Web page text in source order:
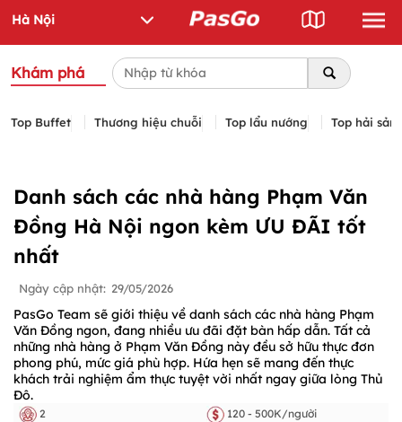
Khám phá
Top Buffet Thương hiệu chuỗi Top lẩu nướng Top hải sản
Danh sách các nhà hàng Phạm Văn
Đồng Hà Nội ngon kèm ƯU ĐÃI tốt
nhất
Ngày cập nhật: 29/05/2026
PasGo Team sẽ giới thiệu về danh sách các nhà hàng Phạm
Văn Đồng ngon, đang nhiều ưu đãi đặt bàn hấp dẫn. Tất cả
những nhà hàng ở Phạm Văn Đồng này đều sở hữu thực đơn
phong phú, mức giá phù hợp. Hứa hẹn sẽ mang đến thực
khách trải nghiệm ẩm thực tuyệt vời nhất ngay giữa lòng Thủ
Đô.
2
120 - 500K/người